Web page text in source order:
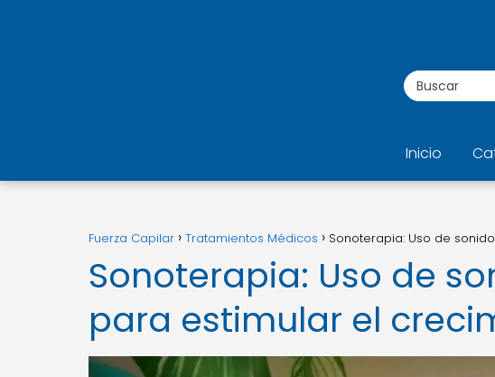
Inicio
Fuerza Capilar Tratamientos Médicos Sonoterapia: Uso de
Sonoterapia: Uso de
para estimular el